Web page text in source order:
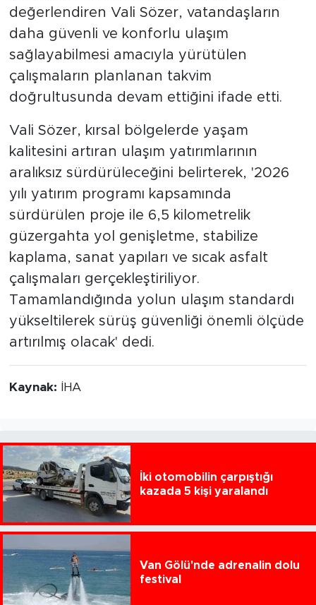
değerlendiren Vali Sözer, vatandaşların
daha güvenli ve konforlu ulaşım
sağlayabilmesi amacıyla yürütülen
çalışmaların planlanan takvim
doğrultusunda devam ettiğini ifade etti.
Vali Sözer, kırsal bölgelerde yaşam
kalitesini artıran ulaşım yatırımlarının
aralıksız sürdürüleceğini belirterek, '2026
yılı yatırım programı kapsamında
sürdürülen proje ile 6,5 kilometrelik
güzergahta yol genişletme, stabilize
kaplama, sanat yapıları ve sıcak asfalt
çalışmaları gerçekleştiriliyor.
Tamamlandığında yolun ulaşım standardı
yükseltilerek sürüş güvenliği önemli ölçüde
artırılmış olacak' dedi.
Kaynak: İHA
İki otomobilin çarpıştığı
kazada 5 kişi yaralandı
Van Gölü'nde adrenalin dolu
festival